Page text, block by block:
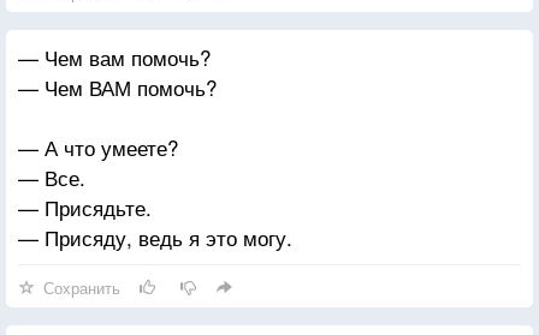
— На какой танк?
— На первый попавшийся.
— Чем вам помочь?
— Чем ВАМ помочь?
— А что умеете?
— Все.
— Присядьте.
— Присяду, ведь я это могу.
Сохранить